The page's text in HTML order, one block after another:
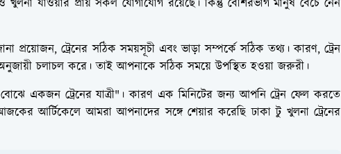
খুলনা যাওয়ার প্রায় সকল যোগাযোগ রয়েছে। কিন্তু বেশিরভাগ মানুষ বেচে নেন
প্রয়োজন, ট্রেনের সঠিক সময়সূচী এবং ভাড়া সম্পর্কে সঠিক তথ্য। কারণ, ট্রেন
অনুজায়ী চলাচল করে। তাই আপনাকে সঠিক সময়ে উপস্থিত হওয়া জরুরী।
একজন ট্রেনের যাত্রী"। কারণ এক মিনিটের জন্য আপনি ট্রেন ফেল করতে
আর্টিকেলে আমরা আপনাদের সঙ্গে শেয়ার করেছি ঢাকা টু খুলনা ট্রেনের